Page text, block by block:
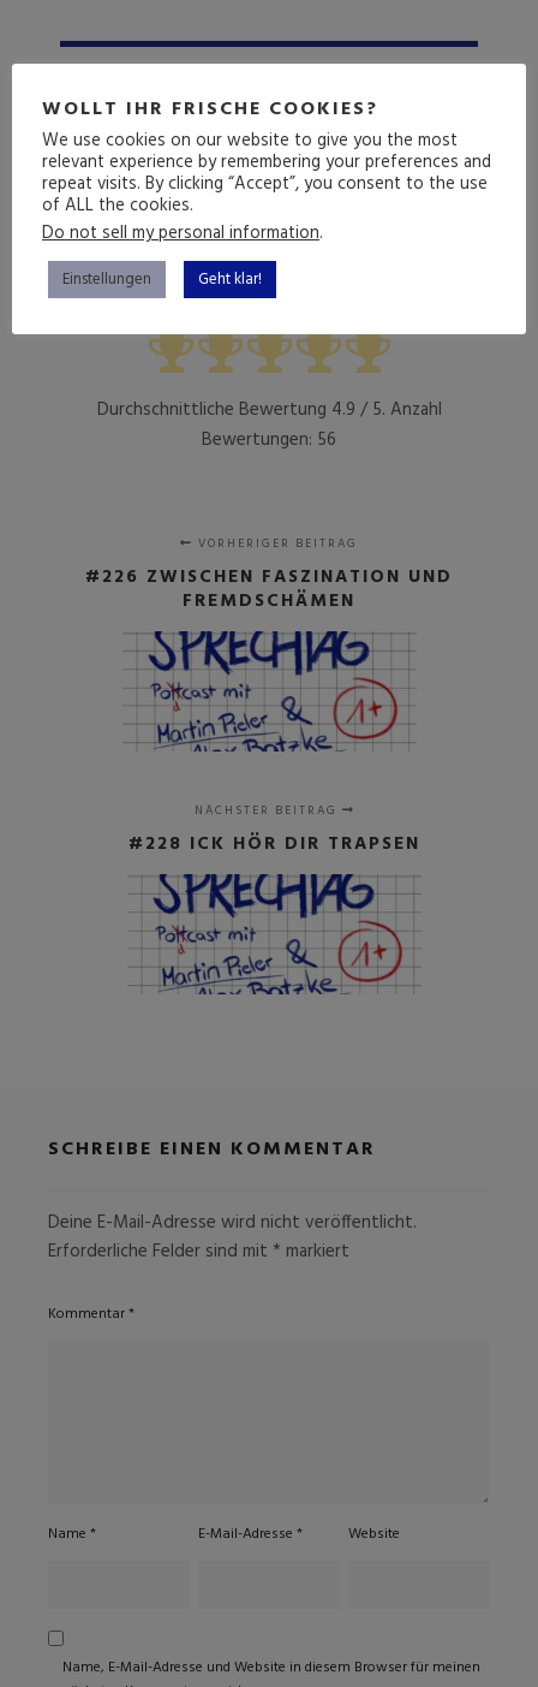
Heute vor...
Hausaufgabe
Gedicht
Wie hat dir diese Folge gefallen?
Durchschnittliche Bewertung 4.9 / 5. Anzahl
Bewertungen: 56
VORHERIGER BEITRAG
#226 ZWISCHEN FASZINATION UND
FREMDSCHÄMEN
NÄCHSTER BEITRAG
#228 ICK HÖR DIR TRAPSEN
SCHREIBE EINEN KOMMENTAR
Deine E-Mail-Adresse wird nicht veröffentlicht.
Erforderliche Felder sind mit * markiert
Kommentar*
Name * E-Mail-Adresse* Website
Name, E-Mail-Adresse und Website in diesem Browser für meinen
WOLLT IHR FRISCHE COOKIES?
We use cookies on our website to give you the most
relevant experience by remembering your preferences and
repeat visits. By clicking “Accept”, you consent to the use
of ALL the cookies.
Do not sell my personal information.
Einstellungen Geht klar!